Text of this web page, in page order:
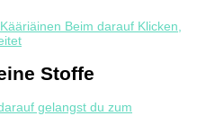
Stoffe